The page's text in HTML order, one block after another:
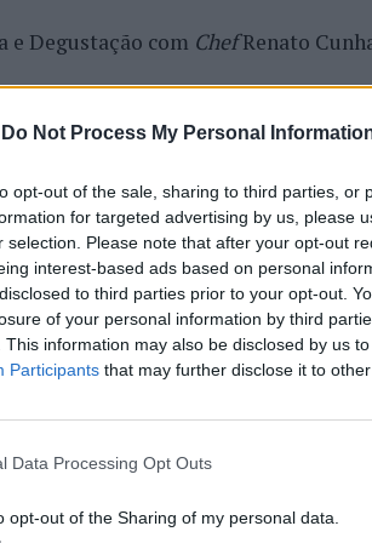
Do Not Process My Personal
opt-out of the sale, sharing to third parties, or
for targeted advertising by us, please
selection. Please note that after your opt-out
interest-based ads based on personal
to third parties prior to your opt-out.
of your personal information by third
This information may also be disclosed by us
Participants that may further disclose it to
Data Processing Opt Outs
opt-out of the Sharing of my personal data.
e Degustação com ChefRenato
– Tarouca (1 outubro)
e Degustação comChefRenato
outubro)
Degustação com